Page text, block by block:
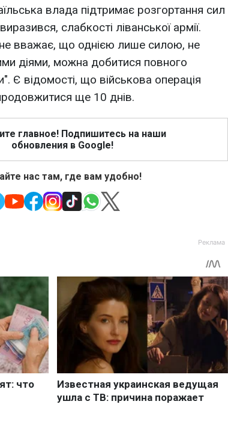
влада підтримає розгортання сил
слабкості ліванської армії.
не вважає, що однією лише силою, не
діями, можна добитися повного
Є відомості, що військова операція
ще 10 днів.
главное! Подпишитесь на наши
обновления в Google!
нас там, где вам удобно!